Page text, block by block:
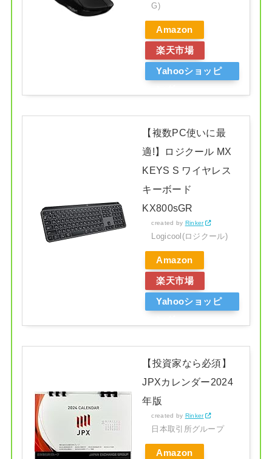
G)
Amazon
楽天市場
Yahooショッピ
【複数PC使いに最
適!】ロジクール MX
KEYS S ワイヤレス
キーボード
KX800sGR
created by Rinker
Logicool(ロジクール)
Amazon
楽天市場
Yahooショッピ
【投資家なら必須】
JPXカレンダー2024
年版
created by Rinker
日本取引所グループ
Amazon